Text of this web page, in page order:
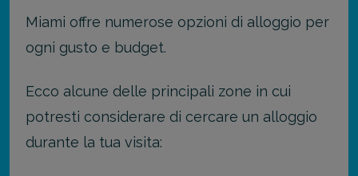
Miami offre numerose opzioni di alloggio per
ogni gusto e budget.
Ecco alcune delle principali zone in cui
potresti considerare di cercare un alloggio
durante la tua visita: